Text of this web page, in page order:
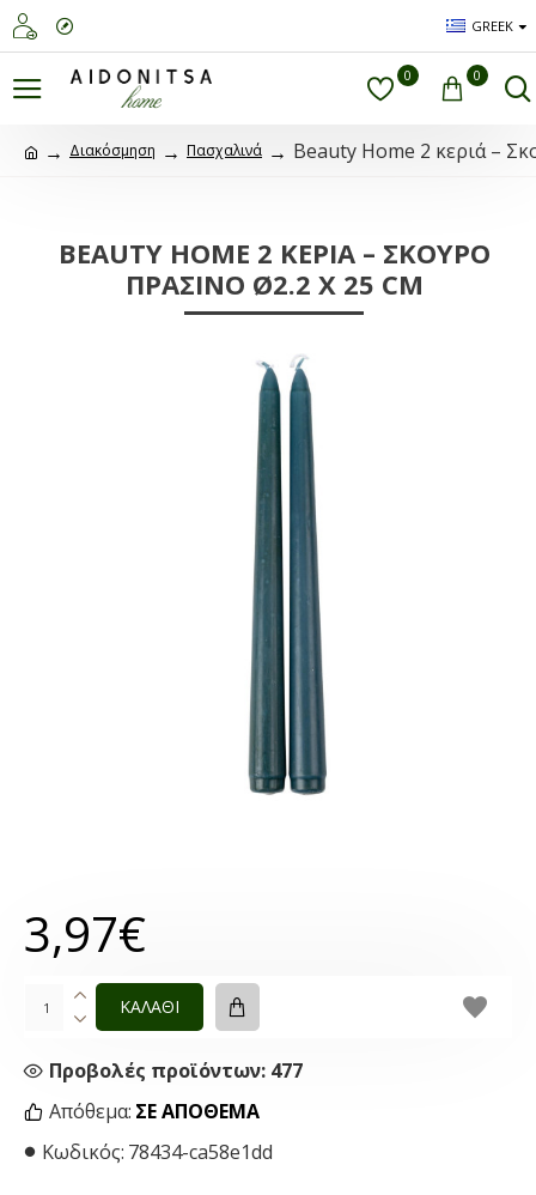
GREEK
0 0
Διακόσμηση Πασχαλινά Beauty Home 2 κεριά –
BEAUTY HOME 2 ΚΕΡΙΆ – ΣΚΟΎΡΟ
ΠΡΆΣΙΝΟ Ø2.2 X 25 CM
Απόθεμα: ΣΕ ΑΠΌΘΕΜΑ
Κωδικός: 78434-ca58e1dd
Προβολές προϊόντων: 477
3,97€
ΚΑΛΑΘΙ